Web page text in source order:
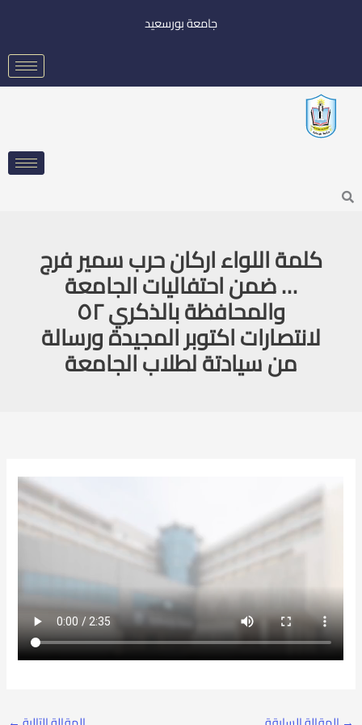
جامعة بورسعيد
Search
كلمة اللواء اركان حرب سمير فرج
… ضمن احتفاليات الجامعة
والمحافظة بالذكري ٥٢
لانتصارات اكتوبر المجيدة ورسالة
من سيادتة لطلاب الجامعة